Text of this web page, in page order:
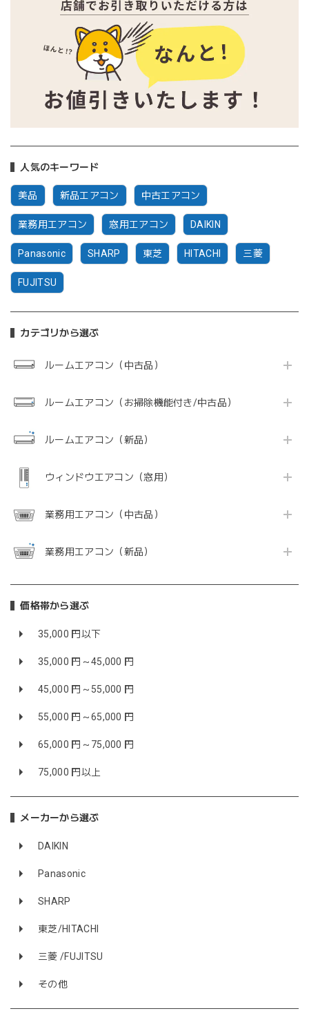
人気のキーワード
美品 新品エアコン 中古エアコン
業務用エアコン 窓用エアコン DAIKIN
Panasonic SHARP 東芝 HITACHI 三菱
FUJITSU
カテゴリから選ぶ
ルームエアコン（中古品）
ルームエアコン（お掃除機能付き/中古品）
ルームエアコン（新品）
ウィンドウエアコン（窓用）
業務用エアコン（中古品）
業務用エアコン（新品）
価格帯から選ぶ
35,000 円以下
35,000 円～45,000 円
45,000 円～55,000 円
55,000 円～65,000 円
65,000 円～75,000 円
75,000 円以上
メーカーから選ぶ
DAIKIN
Panasonic
SHARP
東芝/HITACHI
三菱 /FUJITSU
その他